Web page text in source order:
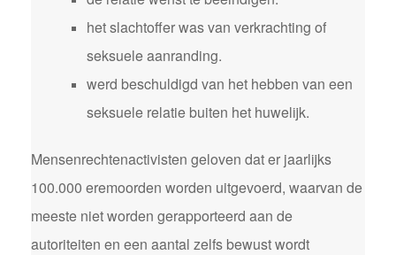
het slachtoffer was van verkrachting of
seksuele aanranding.
werd beschuldigd van het hebben van een
seksuele relatie buiten het huwelijk.
Mensenrechtenactivisten geloven dat er jaarlijks
100.000 eremoorden worden uitgevoerd, waarvan de
meeste niet worden gerapporteerd aan de
autoriteiten en een aantal zelfs bewust wordt